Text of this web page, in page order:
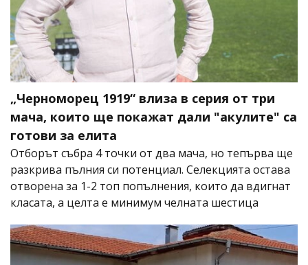
„Черноморец 1919“ влиза в серия от три
мача, които ще покажат дали "акулите" са
готови за елита
Отборът събра 4 точки от два мача, но тепърва ще
разкрива пълния си потенциал. Селекцията остава
отворена за 1-2 топ попълнения, които да вдигнат
класата, а целта е минимум челната шестица